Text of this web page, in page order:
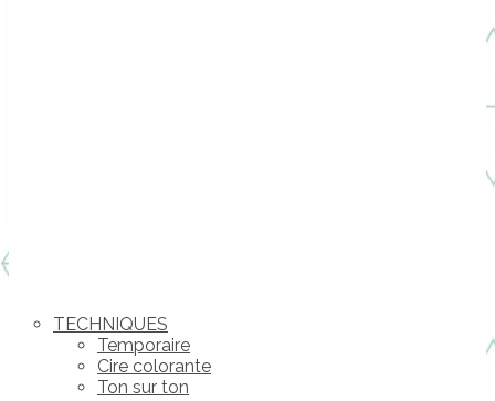
TECHNIQUES
Temporaire
Cire colorante
Ton sur ton